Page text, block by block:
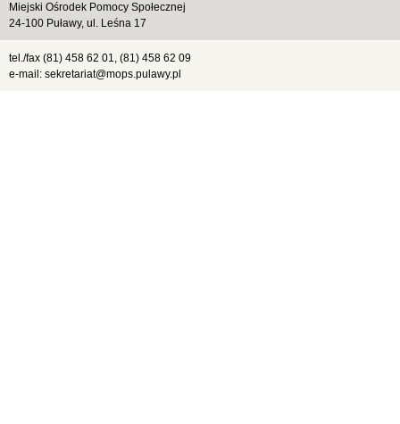
Miejski Ośrodek Pomocy Społecznej
24-100 Puławy, ul. Leśna 17
tel./fax (81) 458 62 01, (81) 458 62 09
e-mail: sekretariat@mops.pulawy.pl